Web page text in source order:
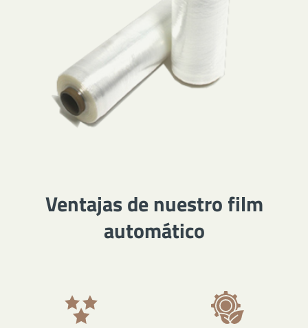
Ventajas de nuestro film
automático